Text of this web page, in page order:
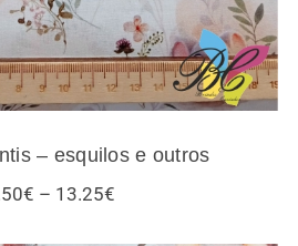
– esquilos e outros
€ – 13.25€Price